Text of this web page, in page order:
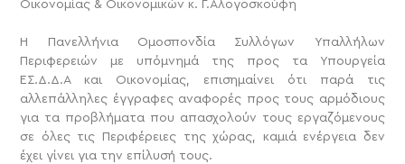
Οικονομίας & Οικονομικών κ. Γ.Αλογοσκούφη
Η Πανελλήνια Ομοσπονδία Συλλόγων Υπαλλήλων
Περιφερειών με υπόμνημά της προς τα Υπουργεία
ΕΣ.Δ.Δ.Α και Οικονομίας, επισημαίνει ότι παρά τις
αλλεπάλληλες έγγραφες αναφορές προς τους αρμόδιους
για τα προβλήματα που απασχολούν τους εργαζόμενους
σε όλες τις Περιφέρειες της χώρας, καμιά ενέργεια δεν
έχει γίνει για την επίλυσή τους.